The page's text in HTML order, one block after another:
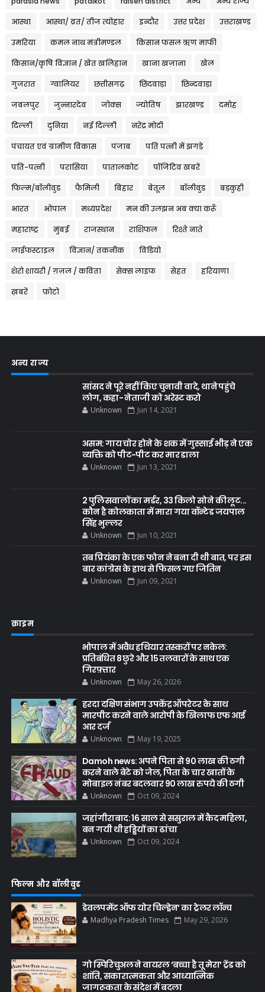
आस्था आस्था/ व्रत/ तीज त्‍योहार इन्दौर उत्तर प्रदेश उत्तराखण्ड
उमरिया कमल नाथ मंत्रीमण्डल किसान फसल ऋण माफी
किसान/कृषि विज्ञान / खेत खलिहान खाना खज़ाना खेल
गुजरात ग्वालियर छत्तीसगढ़ छिंदवाड़ा छिन्दवाड़ा
जबलपुर जुन्नारदेव जोक्स ज्योतिष झारखण्ड दमोह
दिल्ली दुनिया नई दिल्ली नरेंद्र मोदी
पंचायत एवं ग्रामीण विकास पंजाब पति पत्नी में झगड़े
पति-पत्नी परासिया पातालकोट पॉजिटिव खबरें
फिल्म/बॉलीवुड फैमिली बिहार बेतूल बॉलीवुड बड़कुही
भारत भोपाल मध्यप्रदेश मन की उलझन अब क्या करूँ
महाराष्ट्र मुंबई राजस्थान राशिफल रिश्ते नाते
लाईफस्टाइल विज्ञान/ तकनीक विडियो
शेरो शायरी / ग़ज़ल / कविता सेक्स लाइफ सेहत हरियाणा
ख़बरें फ़ोटो
अन्य राज्य
सांसद ने पूरे नहीं किए चुनावी वादे, थाने पहुंचे
लोग, कहा- नेताजी को अरेस्ट करो
Unknown Jun 14, 2021
असम: गाय चोर होने के शक में गुस्साई भीड़ ने एक
व्यक्ति को पीट-पीट कर मार डाला
Unknown Jun 13, 2021
2 पुलिसवालों का मर्डर, 33 किलो सोने की लूट...
कौन है कोलकाता में मारा गया वॉन्टेड जयपाल
सिंह भुल्लर
Unknown Jun 10, 2021
तब प्रियंका के एक फोन ने बना दी थी बात, पर इस
बार कांग्रेस के हाथ से फिसल गए जितिन
Unknown Jun 09, 2021
क्राइम
भोपाल में अवैध हथियार तस्करों पर नकेल:
प्रतिबंधित 8 छुरे और 15 तलवारों के साथ एक
गिरफ़्तार
Unknown May 26, 2026
हरदा दक्षिण संभाग उपकेंद्र ऑपरेटर के साथ
मारपीट करने वाले आरोपी के खिलाफ एफ आई
आर दर्ज
Unknown May 19, 2025
Damoh news: अपने पिता से 90 लाख की ठगी
करने वाले बेटे को जेल, पिता के चार खातों के
मोबाइल नंबर बदलवार 90 लाख रुपये की ठगी
Unknown Oct 09, 2024
जहांगीराबाद: 16 साल से ससुराल में कैद महिला,
बन गयी थी हड्डियों का ढांचा
Unknown Oct 09, 2024
फिल्म और बॉलीवुड
डेवलपमेंट ऑफ योर चिल्ड्रेन’ का ट्रेलर लॉन्च
Madhya Pradesh Times May 29, 2026
गो स्पिरिचुअल ने वायरल ‘बच्चा है तू मेरा’ ट्रेंड को
शांति, सकारात्मकता और आध्यात्मिक
जागरूकता के संदेश में बदला